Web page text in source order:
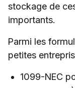
stockage de
importants.
Parmi les
petites
1099-NEC